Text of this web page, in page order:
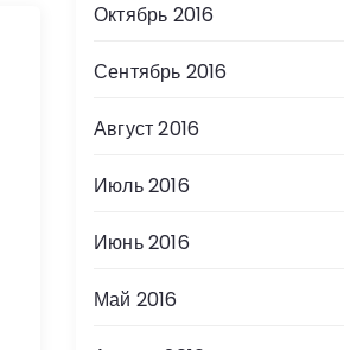
Октябрь 2016
Сентябрь 2016
Август 2016
Июль 2016
Июнь 2016
Май 2016